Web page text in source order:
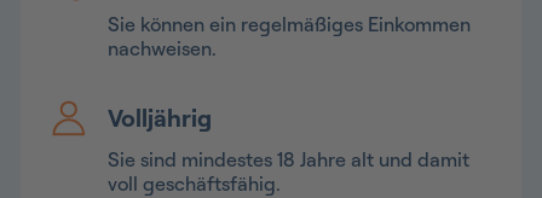
Sie können ein regelmäßiges Einkommen
nachweisen.
Volljährig
Sie sind mindestes 18 Jahre alt und damit
voll geschäftsfähig.